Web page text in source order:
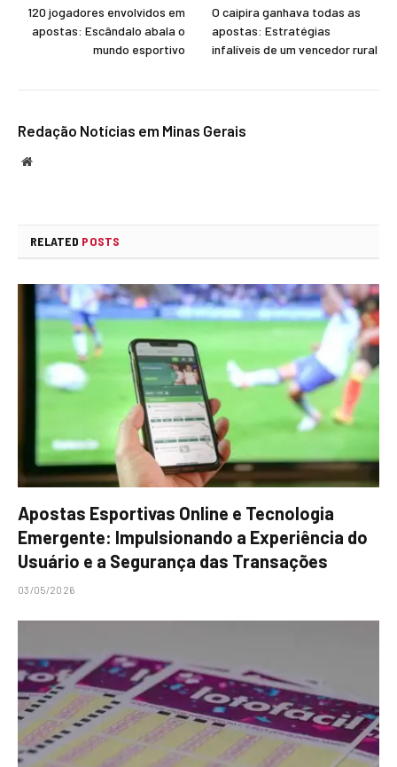
120 jogadores envolvidos em
apostas: Escândalo abala o
mundo esportivo
O caipira ganhava todas as
apostas: Estratégias
infalíveis de um vencedor rural
Redação Notícias em Minas Gerais
Website
RELATED POSTS
Apostas Esportivas Online e Tecnologia
Emergente: Impulsionando a Experiência do
Usuário e a Segurança das Transações
03/05/2026